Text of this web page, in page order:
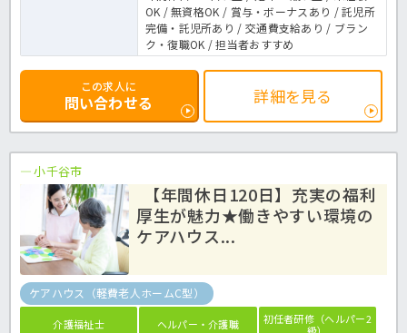
OK / 無資格OK / 賞与・ボーナスあり / 託児所
完備・託児所あり / 交通費支給あり / ブラン
ク・復職OK / 担当者おすすめ
この求人に
問い合わせる 詳細を見る
小千谷市
【年間休日120日】充実の福利
厚生が魅力★働きやすい環境の
ケアハウス...
ケアハウス（軽費老人ホームC型）
介護福祉士 ヘルパー・介護職
初任者研修（ヘルパー2
級）